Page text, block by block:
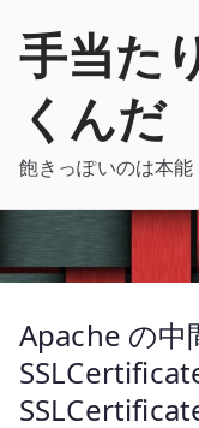
手当た
くんだ
飽きっぽいのは本能
Apache の中